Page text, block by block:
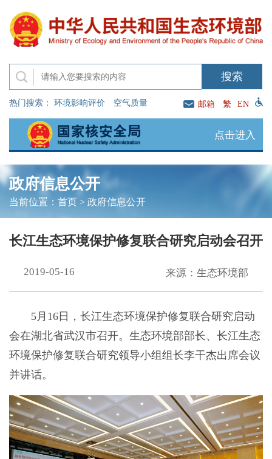
热门搜索： 环境影响评价 空气质量 邮箱 繁 EN
点击进入
政府信息公开
当前位置： 首页> 政府信息公开
长江生态环境保护修复联合研究启动会召开
2019-05-16 来源：生态环境部
5月16日，长江生态环境保护修复联合研究启动
会在湖北省武汉市召开。生态环境部部长、长江生态
环境保护修复联合研究领导小组组长李干杰出席会议
并讲话。